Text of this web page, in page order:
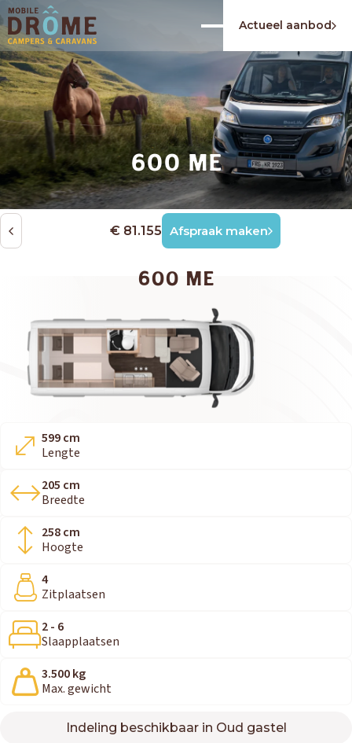
Actueel aanbod
600 ME
€ 81.155 Afspraak maken
600 ME
599 cm
Lengte
205 cm
Breedte
258 cm
Hoogte
4
Zitplaatsen
2 - 6
Slaapplaatsen
3.500 kg
Max. gewicht
Indeling beschikbaar in Oud gastel
600 ME